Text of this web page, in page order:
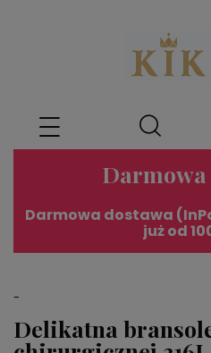
Darmowa
Darmowa dostawa
już od
-
Delikatna